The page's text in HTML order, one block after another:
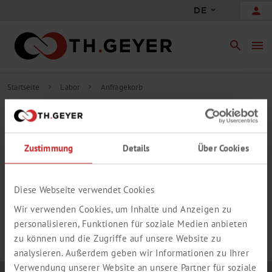
Zustimmung Details Über Cookies
Diese Webseite verwendet Cookies
Wir verwenden Cookies, um Inhalte und Anzeigen zu
personalisieren, Funktionen für soziale Medien anbieten
zu können und die Zugriffe auf unsere Website zu
analysieren. Außerdem geben wir Informationen zu Ihrer
Verwendung unserer Website an unsere Partner für soziale
DE person
search menu
Startseite chevron_right Labor chevron_right Anfragekorb
INHALT ANFRAGEKORB
add_circle_outline Freie Anfrageposition hinzufügen
IHR ANFRAGEKORB IST LEER.